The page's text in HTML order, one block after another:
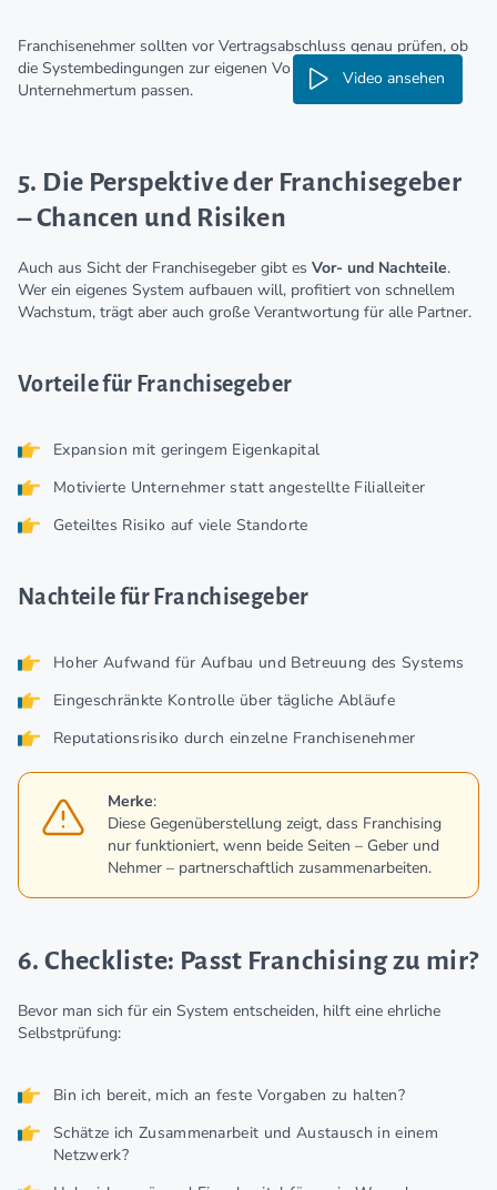
Franchisenehmer sollten vor Vertragsabschluss genau prüfen, ob
die Systembedingungen zur eigenen Vorstellung von
Unternehmertum passen.
Video ansehen
5. Die Perspektive der Franchisegeber
– Chancen und Risiken
Auch aus Sicht der Franchisegeber gibt es Vor- und Nachteile.
Wer ein eigenes System aufbauen will, profitiert von schnellem
Wachstum, trägt aber auch große Verantwortung für alle Partner.
Vorteile für Franchisegeber
Expansion mit geringem Eigenkapital
Motivierte Unternehmer statt angestellte Filialleiter
Geteiltes Risiko auf viele Standorte
Nachteile für Franchisegeber
Hoher Aufwand für Aufbau und Betreuung des Systems
Eingeschränkte Kontrolle über tägliche Abläufe
Reputationsrisiko durch einzelne Franchisenehmer
Merke:
Diese Gegenüberstellung zeigt, dass Franchising
nur funktioniert, wenn beide Seiten – Geber und
Nehmer – partnerschaftlich zusammenarbeiten.
6. Checkliste: Passt Franchising zu mir?
Bevor man sich für ein System entscheiden, hilft eine ehrliche
Selbstprüfung:
Bin ich bereit, mich an feste Vorgaben zu halten?
Schätze ich Zusammenarbeit und Austausch in einem
Netzwerk?